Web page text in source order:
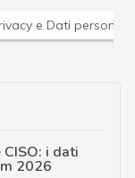
e Dati personali
i dati
2026